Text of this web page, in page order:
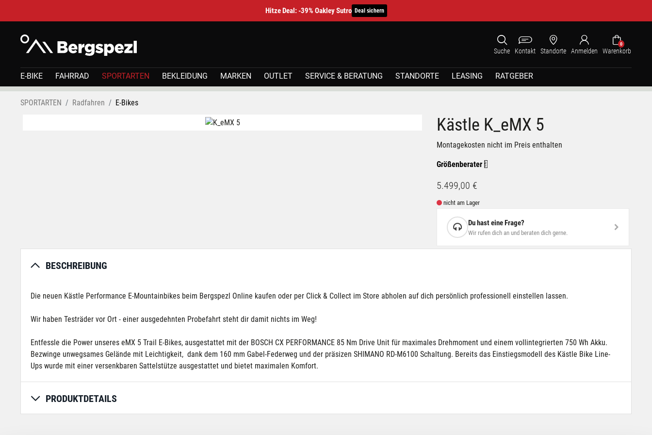
Hitze Deal: -39% Oakley Sutro Deal sichern
Suche Kontakt Standorte Anmelden
0
Warenkorb
E-BIKE FAHRRAD SPORTARTEN BEKLEIDUNG MARKEN OUTLET SERVICE & BERATUNG STANDORTE LEASING RATGEBER
SPORTARTEN Radfahren E-Bikes
Kästle K_eMX 5
Montagekosten nicht im Preis enthalten
Größenberater
5.499,00 €
nicht am Lager
Du hast eine Frage?
Wir rufen dich an und beraten dich gerne.
BESCHREIBUNG
Die neuen Kästle Performance E-Mountainbikes beim Bergspezl Online kaufen oder per Click & Collect im Store abholen auf dich persönlich professionell einstellen lassen.
Wir haben Testräder vor Ort - einer ausgedehnten Probefahrt steht dir damit nichts im Weg!
Entfessle die Power unseres eMX 5 Trail E-Bikes, ausgestattet mit der BOSCH CX PERFORMANCE 85 Nm Drive Unit für maximales Drehmoment und einem vollintegrierten 750 Wh Akku.
Bezwinge unwegsames Gelände mit Leichtigkeit, dank dem 160 mm Gabel-Federweg und der präsizen SHIMANO RD-M6100 Schaltung. Bereits das Einstiegsmodell des Kästle Bike Line-
Ups wurde mit einer versenkbaren Sattelstütze ausgestattet und bietet maximalen Komfort.
PRODUKTDETAILS